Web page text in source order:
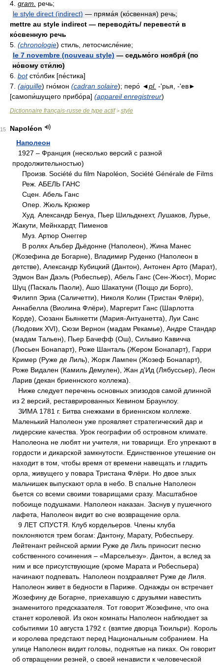
4. gram.
речь;
le style direct (indirect) — пряма́я (ко́свенная) речь;
mettre au style indirect — переводи́ть/ перевести́ в
ко́свенную речь
5. (chronologie) стиль, летосчисле́ние;
le 7 novembre (nouveau style) — седьмо́го ноября́ (по
но́вому сти́лю)
6. botсто́лбик [пе́стика]
7. (aiguille) гно́мон (cadran solaire); перо́ ◄pl. -'рья, -'ев►
[самопи́шущего прибо́ра] (appareil enregistreur)
Dictionnaire français-russe de type actif> style
15
Napoléon
Наполеон
1927 – Франция (несколько версий с разной
продолжительностью)
Произв. Société du film Napoléon, Société Générale de Films
Реж. АБЕЛЬ ГАНС
Сцен. Абель Ганс
Опер. Жюль Крюжер
Худ. Александр Бенуа, Пьер Шильдкнехт, Лушаков, Лурье,
Жакути, Мейнхардт, Пименов
Муз. Артюр Онеггер
В ролях Альбер Дьёдонне (Наполеон), Жина Манес
(Жозефина де Богарне), Владимир Руденко (Наполеон в
детстве), Александр Кубицкий (Дантон), Антонен Арто (Марат),
Эдмон Ван Даэль (Робеспьер), Абель Ганс (Сен-Жюст), Морис
Шуц (Паскаль Паоли), Ашо Шакатуни (Поццо ди Борго),
Филипп Эриа (Саличетти), Николя Колин (Тристан Флёри),
Аннабелла (Виолина Флёри), Маргерит Ганс (Шарлотта
Корде), Сюзанн Бьянкетти (Мария-Антуанетта), Луи Санс
(Людовик XVI), Сюзи Вернон (мадам Рекамье), Андре Стандар
(мадам Тальен), Пьер Бачефф (Ош), Сильвио Кавичча
(Люсьен Бонапарт), Роже Шанталь (Жером Бонапарт), Гарри
Кример (Руже де Лиль), Жорж Лампен (Жозеф Бонапарт),
Роже Видален (Камиль Демулен), Жан д'Ид (Лябуссьер), Леон
Ларив (декан бриеннского коллежа).
Ниже следует перечень основных эпизодов самой длинной
из 2 версий, реставрированных Кевином Браунлоу.
ЗИМА 1781 г. Битва снежками в бриеннском коллеже.
Маленький Наполеон уже проявляет стратегический дар и
лидерские качества. Урок географии об островном климате.
Наполеона не любят ни учителя, ни товарищи. Его упрекают в
гордости и дикарской замкнутости. Единственное утешение он
находит в том, чтобы время от времени навещать и гладить
орла, живущего у повара Тристана Флёри. Но двое злых
мальчишек выпускают орла в небо. В спальне Наполеон
бьется со всеми своими товарищами сразу. Масштабное
побоище подушками. Наполеон наказан. Заснув у пушечного
лафета, Наполеон видит во сне возвращение орла.
9 ЛЕТ СПУСТЯ. Клуб кордельеров. Члены клуба
поклоняются трем богам: Дантону, Марату, Робеспьеру.
Лейтенант рейнской армии Руже де Лиль приносит песню
собственного сочинения – «Марсельезу». Дантон, а вслед за
ним и все присутствующие (кроме Марата и Робеспьера)
начинают подпевать. Наполеон поздравляет Руже де Лиля.
Наполеон живет в бедности в Париже. Однажды он встречает
Жозефину де Богарне, приехавшую с друзьями навестить
знаменитого предсказателя. Тот говорит Жозефине, что она
станет королевой. Из окон комнаты Наполеон наблюдает за
событиями 10 августа 1792 г. (взятие дворца Тюильри). Король
и королева предстают перед Национальным собранием. На
улице Наполеон видит головы, поднятые на пиках. Он говорит
об отвращении резней, о своей ненависти к человеческой